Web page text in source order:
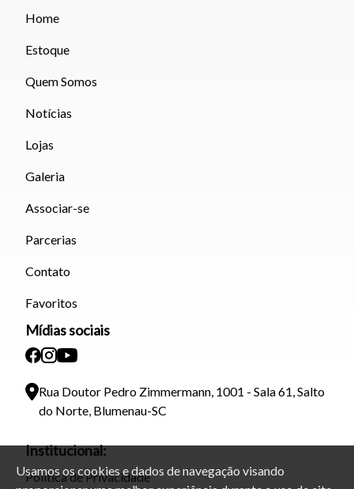
Usamos os cookies e dados de navegação visando
Home
Estoque
Quem Somos
Notícias
Lojas
Galeria
Associar-se
Parcerias
Contato
Favoritos
Mídias sociais
Rua Doutor Pedro Zimmermann, 1001 - Sala 61, Salto
do Norte, Blumenau-SC
Institucional:
Política de Privacidade